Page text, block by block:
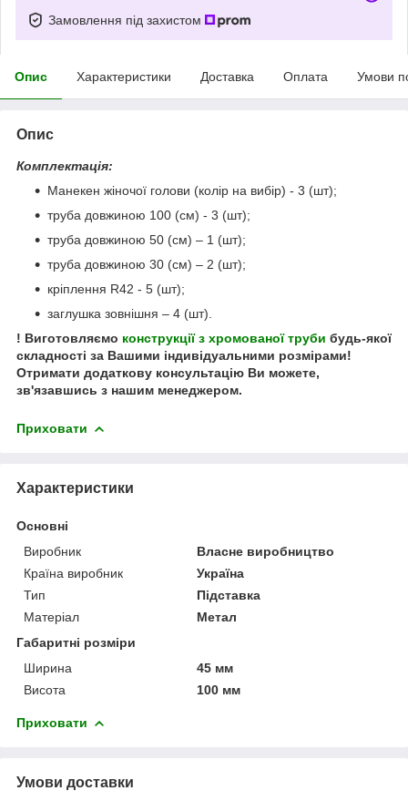
Замовлення під захистом
Опис Характеристики Доставка Оплата Умови
Опис
Комплектація:
Манекен жіночої голови (колір на вибір) - 3 (шт);
труба довжиною 100 (см) - 3 (шт);
труба довжиною 50 (см) – 1 (шт);
труба довжиною 30 (см) – 2 (шт);
кріплення R42 - 5 (шт);
заглушка зовнішня – 4 (шт).
! Виготовляємо конструкції з хромованої труби будь-якої
складності за Вашими індивідуальними розмірами!
Отримати додаткову консультацію Ви можете,
зв'язавшись з нашим менеджером.
Приховати
Характеристики
Основні
Виробник
Власне виробництво
Країна виробник
Україна
Тип
Підставка
Матеріал
Метал
Габаритні розміри
Ширина
45 мм
Висота
100 мм
Приховати
Умови доставки